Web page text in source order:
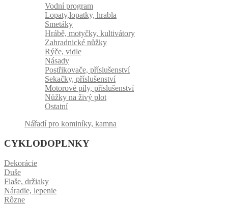
Vodní program
Lopaty,lopatky, hrabla
Smetáky
Hrábě, motyčky, kultivátory
Zahradnické nůžky
Rýče, vidle
Násady
Postřikovače, příslušenství
Sekačky, příslušenství
Motorové pily, příslušenství
Nůžky na živý plot
Ostatní
Nářadí pro kominíky, kamna
CYKLODOPLNKY
Dekorácie
Duše
Flaše, držiaky
Náradie, lepenie
Rôzne